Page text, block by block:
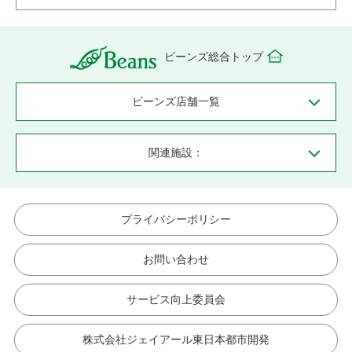
ビーンズ総合トップ
ビーンズ店舗一覧
関連施設：
プライバシーポリシー
お問い合わせ
サービス向上委員会
株式会社ジェイアール東日本都市開発